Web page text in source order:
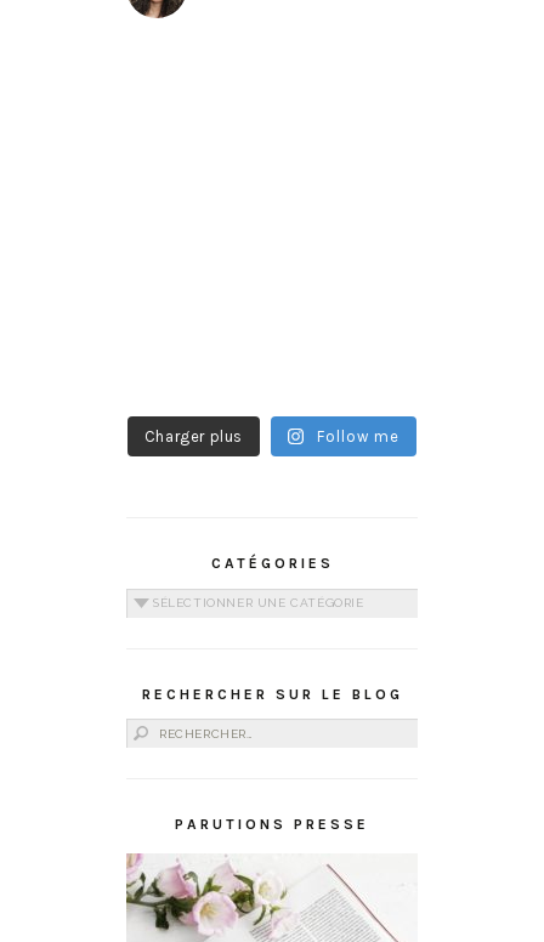
Charger plus Follow me
CATÉGORIES
Catégories
RECHERCHER SUR LE BLOG
Rechercher :
PARUTIONS PRESSE